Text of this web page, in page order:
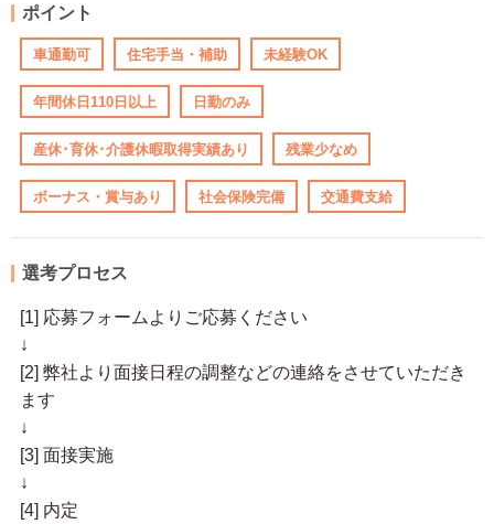
ポイント
車通勤可 住宅手当・補助 未経験OK
年間休日110日以上 日勤のみ
産休･育休･介護休暇取得実績あり 残業少なめ
ボーナス・賞与あり 社会保険完備 交通費支給
選考プロセス
[1] 応募フォームよりご応募ください
↓
[2] 弊社より面接日程の調整などの連絡をさせていただき
ます
↓
[3] 面接実施
↓
[4] 内定